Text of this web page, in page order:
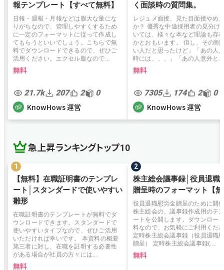
報テンプレート【すべて無料】
日報・週報・月報などは膨大な量にな
りがちなので、管理しやすくするため
に一定のフォーマットに従って作成し
てもらうといいでしょう。こちらで無
料でダウンロードできるので、ぜひご
活用ください。エクセル版なので...
無料
21.7k 207 2 0
KnowHows 運営
く面談時の質問集。
レジュメ面接、見た目面接やめ
か？ 優秀な中途採用者の見分け
いては、様々な本など理論も存
かとおもいます。 但し、その割
い人だと思ったけど」「あの人
時には、、、」「あの人意外と...
無料
7305 174 2 0
KnowHows 運営
急上昇ランキングトップ10
【無料】在職証明書のテンプレ
ート│スタンダードで使いやすい
雛形
在職証明書のテンプレートが無料でダ
ウンロードできます。スタンダードで
使いやすいタイプなので、ぜひご活用
いただければ幸いです。 本資料の概要
第三者に対し、在職を証明する必要性
がある場合が社員の方々には...
無料
株主総会議事録│役員退職
贈呈時のフォーマット【
役員退職慰労金贈呈のために開
株主総会の、議事録作成用のテ
ートを公開します。ダウンロー
料なので、お気軽にご利用くだ
定時株主総会議事録（役員退職
贈呈） 定時株主総会議事録(...
無料